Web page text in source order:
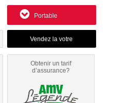
Portable
Obtenir un tarif
d’assurance?